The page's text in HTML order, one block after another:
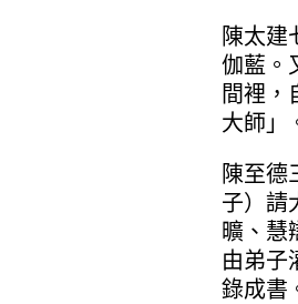
陳太建
伽藍。
間裡，
大師」
陳至德
子）請
曠、慧
由弟子
錄成書